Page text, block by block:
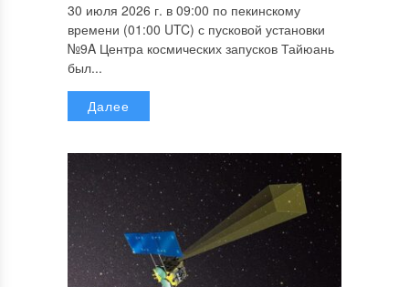
30 июля 2026 г. в 09:00 по пекинскому
времени (01:00 UTC) с пусковой установки
№9A Центра космических запусков Тайюань
был...
Далее